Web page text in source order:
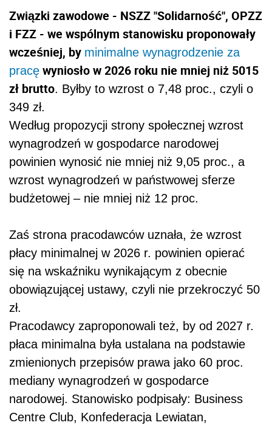
Związki zawodowe - NSZZ "Solidarność", OPZZ
i FZZ - we wspólnym stanowisku proponowały
wcześniej, by minimalne wynagrodzenie za
pracę wyniosło w 2026 roku nie mniej niż 5015
zł brutto. Byłby to wzrost o 7,48 proc., czyli o
349 zł.
Według propozycji strony społecznej wzrost
wynagrodzeń w gospodarce narodowej
powinien wynosić nie mniej niż 9,05 proc., a
wzrost wynagrodzeń w państwowej sferze
budżetowej – nie mniej niż 12 proc.
Zaś strona pracodawców uznała, że wzrost
płacy minimalnej w 2026 r. powinien opierać
się na wskaźniku wynikającym z obecnie
obowiązującej ustawy, czyli nie przekroczyć 50
zł.
Pracodawcy zaproponowali też, by od 2027 r.
płaca minimalna była ustalana na podstawie
zmienionych przepisów prawa jako 60 proc.
mediany wynagrodzeń w gospodarce
narodowej. Stanowisko podpisały: Business
Centre Club, Konfederacja Lewiatan,